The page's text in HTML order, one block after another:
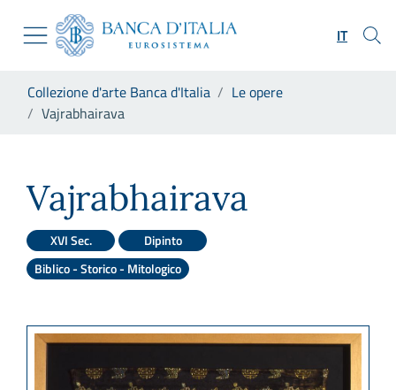
Skip to Main Content
Vai al sito istituzionale
Vai al menu di navigazione
Vai alla ricerca
Vai al footer
IT
Collezione d'arte Banca d'Italia
Le opere
Vajrabhairava
Vajrabhairava
XVI Sec.
Dipinto
Biblico - Storico - Mitologico